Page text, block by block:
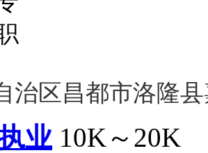
治区昌都市洛隆
业 10K～20K